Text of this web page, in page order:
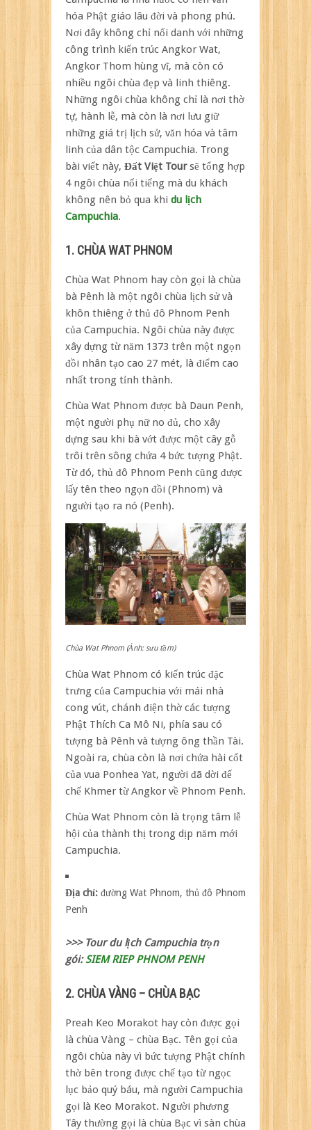
ghé
thăm
5
ngôi
chùa
nổi
nhất
hóa Phật giáo lâu đời và phong phú.
Nơi đây không chỉ nổi danh với những
công trình kiến trúc Angkor Wat,
Angkor Thom hùng vĩ, mà còn có
nhiều ngôi chùa đẹp và linh thiêng.
Những ngôi chùa không chỉ là nơi thờ
tự, hành lễ, mà còn là nơi lưu giữ
những giá trị lịch sử, văn hóa và tâm
linh của dân tộc Campuchia. Trong
bài viết này, Đất Việt Tour sẽ tổng hợp
4 ngôi chùa nổi tiếng mà du khách
không nên bỏ qua khi du lịch
Campuchia.
1. CHÙA WAT PHNOM
Chùa Wat Phnom hay còn gọi là chùa
bà Pênh là một ngôi chùa lịch sử và
khôn thiêng ở thủ đô Phnom Penh
của Campuchia. Ngôi chùa này được
xây dựng từ năm 1373 trên một ngọn
đồi nhân tạo cao 27 mét, là điểm cao
nhất trong tỉnh thành.
Chùa Wat Phnom được bà Daun Penh,
một người phụ nữ no đủ, cho xây
dựng sau khi bà vớt được một cây gỗ
trôi trên sông chứa 4 bức tượng Phật.
Từ đó, thủ đô Phnom Penh cũng được
lấy tên theo ngọn đồi (Phnom) và
người tạo ra nó (Penh).
Chùa Wat Phnom (Ảnh: sưu tầm)
Chùa Wat Phnom có kiến trúc đặc
trưng của Campuchia với mái nhà
cong vút, chánh điện thờ các tượng
Phật Thích Ca Mô Ni, phía sau có
tượng bà Pênh và tượng ông thần Tài.
Ngoài ra, chùa còn là nơi chứa hài cốt
của vua Ponhea Yat, người đã dời đế
chế Khmer từ Angkor về Phnom Penh.
Chùa Wat Phnom còn là trọng tâm lễ
hội của thành thị trong dịp năm mới
Campuchia.
Địa chỉ: đường Wat Phnom, thủ đô Phnom
Penh
>>> Tour du lịch Campuchia trọn
gói: SIEM RIEP PHNOM PENH
2. CHÙA VÀNG – CHÙA BẠC
Preah Keo Morakot hay còn được gọi
là chùa Vàng – chùa Bạc. Tên gọi của
ngôi chùa này vì bức tượng Phật chính
thờ bên trong được chế tạo từ ngọc
lục bảo quý báu, mà người Campuchia
gọi là Keo Morakot. Người phương
Tây thường gọi là chùa Bạc vì sàn chùa